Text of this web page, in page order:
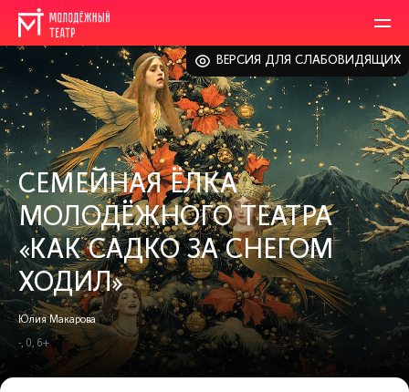
ВЕРСИЯ ДЛЯ СЛАБОВИДЯЩИХ
СЕМЕЙНАЯ ЁЛКА
МОЛОДЁЖНОГО ТЕАТРА
«КАК САДКО ЗА СНЕГОМ
ХОДИЛ»
Юлия Макарова
-, 0, 6+